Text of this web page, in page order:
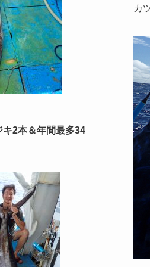
カ
2本＆年間最多34